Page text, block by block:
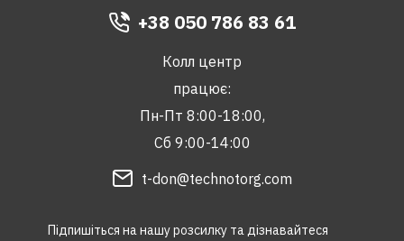
Підпишіться на нашу розсилку та дізнавайтеся
+38 050 786 83 61
Колл центр
працює:
Пн-Пт 8:00-18:00,
Сб 9:00-14:00
t-don@technotorg.com